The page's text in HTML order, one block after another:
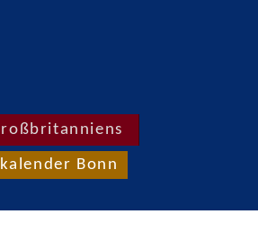
Bonn